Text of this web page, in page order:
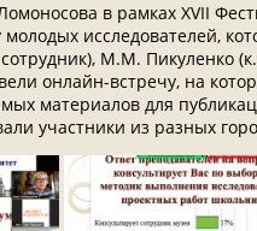
в рамках XVII
исследователей,
М.М. Пикуленко
онлайн-встречу, на
материалов для
участники из разных